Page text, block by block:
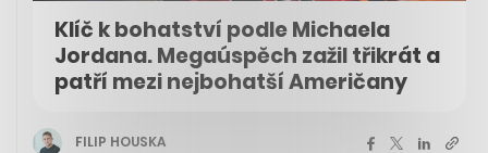
Klíč k bohatství podle Michaela
Jordana. Megaúspěch zažil třikrát a
patří mezi nejbohatší Američany
FILIP HOUSKA